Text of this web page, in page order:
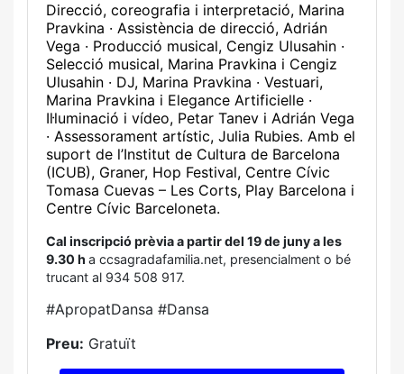
Direcció, coreografia i interpretació, Marina
Pravkina · Assistència de direcció, Adrián
Vega · Producció musical, Cengiz Ulusahin ·
Selecció musical, Marina Pravkina i Cengiz
Ulusahin · DJ, Marina Pravkina · Vestuari,
Marina Pravkina i Elegance Artificielle ·
Il·luminació i vídeo, Petar Tanev i Adrián Vega
· Assessorament artístic, Julia Rubies. Amb el
suport de l’Institut de Cultura de Barcelona
(ICUB), Graner, Hop Festival, Centre Cívic
Tomasa Cuevas – Les Corts, Play Barcelona i
Centre Cívic Barceloneta.
Cal inscripció prèvia a partir del 19 de juny a les
9.30 h a ccsagradafamilia.net, presencialment o bé
trucant al 934 508 917.
#ApropatDansa #Dansa
Preu: Gratuït